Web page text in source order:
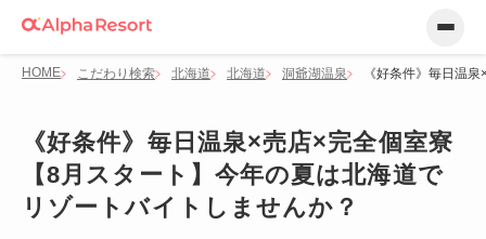
HOME こだわり検索 北海道 北海道 洞爺湖温泉 《好条件》毎日温
《好条件》毎日温泉×売店×完全個室寮
【8月スタート】今年の夏は北海道で
リゾートバイトしませんか？